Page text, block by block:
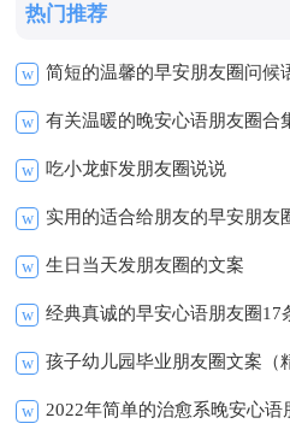
热门推荐
w 简短的温馨的早安朋友圈问候
w 有关温暖的晚安心语朋友圈合
w 吃小龙虾发朋友圈说说
w 实用的适合给朋友的早安朋友
w 生日当天发朋友圈的文案
w 经典真诚的早安心语朋友圈17
w 孩子幼儿园毕业朋友圈文案（
w 2022年简单的治愈系晚安心语